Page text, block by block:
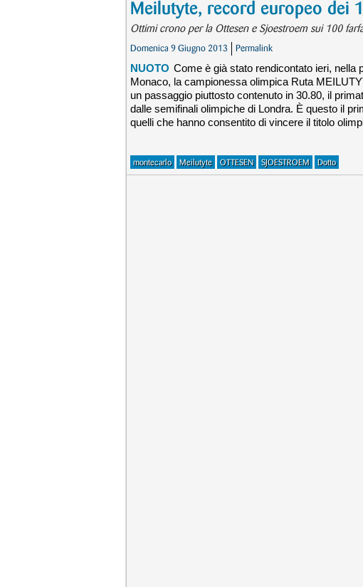
Meilutyte, record europeo dei
Ottimi crono per la Ottesen e Sjoestroem sui 100
Domenica 9 Giugno 2013 Permalink
NUOTO Come è già stato rendicontato ieri, nella
Monaco, la campionessa olimpica Ruta
un passaggio piuttosto contenuto in 30.80, il
dalle semifinali olimpiche di Londra. È questo il
quelli che hanno consentito di vincere il titolo
montecarlo Meilutyte OTTESEN SJOESTROEM Dotto